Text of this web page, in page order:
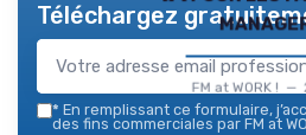
FM at WORK ! —
Téléchargez
* En remplissant ce formulaire,
des fins commerciales par FM at